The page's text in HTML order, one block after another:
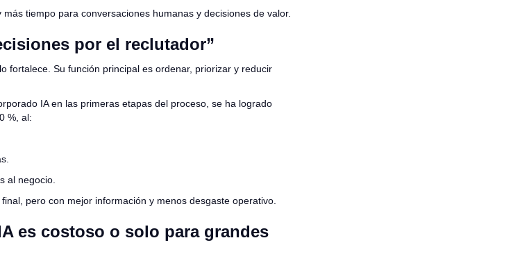
tiempo para conversaciones humanas y decisiones de valor.
por el reclutador”
fortalece. Su función principal es ordenar, priorizar y reducir
IA en las primeras etapas del proceso, se ha logrado
%, al:
al negocio.
pero con mejor información y menos desgaste operativo.
es costoso o solo para grandes